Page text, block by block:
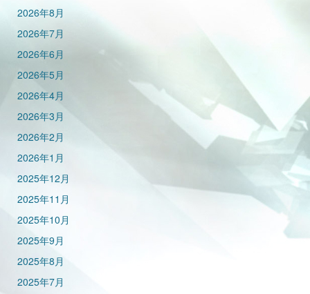
2026年8月
2026年7月
2026年6月
2026年5月
2026年4月
2026年3月
2026年2月
2026年1月
2025年12月
2025年11月
2025年10月
2025年9月
2025年8月
2025年7月